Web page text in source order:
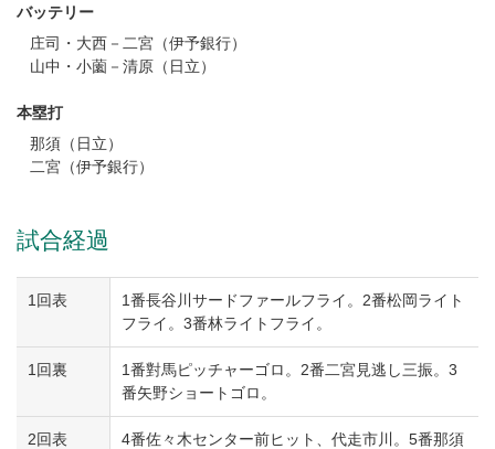
バッテリー
庄司・大西－二宮（伊予銀行）
山中・小薗－清原（日立）
本塁打
那須（日立）
二宮（伊予銀行）
試合経過
1回表
1番長谷川サードファールフライ。2番松岡ライト
フライ。3番林ライトフライ。
1回裏
1番對馬ピッチャーゴロ。2番二宮見逃し三振。3
番矢野ショートゴロ。
2回表
4番佐々木センター前ヒット、代走市川。5番那須